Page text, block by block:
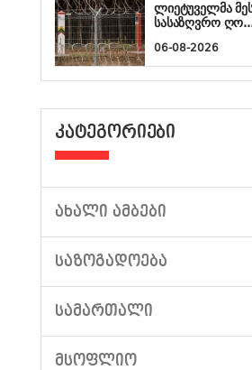
ლიეტუველმა
სასაზღვრო
06-08-2026
ᲙᲐᲢᲔᲒᲝᲠᲘᲔᲑᲘ
ᲐᲮᲐᲚᲘ ᲐᲛᲑᲔᲑᲘ
ᲡᲐᲖᲝᲒᲐᲓᲝᲔᲑᲐ
ᲡᲐᲛᲐᲠᲗᲐᲚᲘ
ᲛᲡᲝᲤᲚᲘᲝ